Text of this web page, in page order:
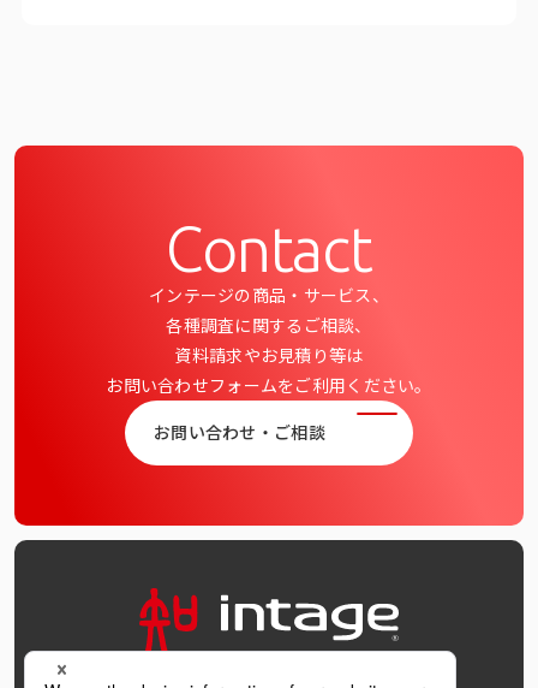
Contact
インテージの商品・サービス、
各種調査に関するご相談、
資料請求やお見積り等は
お問い合わせフォームをご利用ください。
お問い合わせ・ご相談